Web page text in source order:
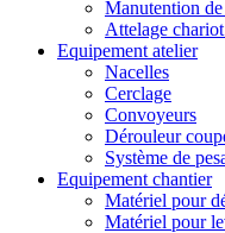
Manutention
Attelage
Equipement atelier
Nacelles
Cerclage
Convoyeurs
Dérouleur
Système de
Equipement chantier
Matériel pour
Matériel pour